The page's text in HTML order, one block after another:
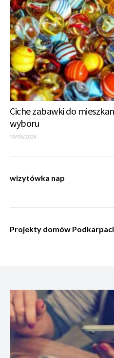
Ciche zabawki do
wyboru
19/05/2026
wizytówka nap
Projekty domów